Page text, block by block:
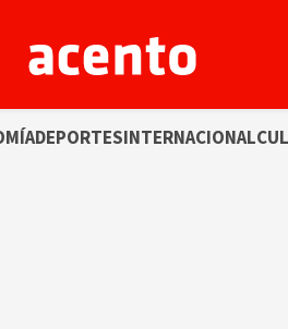
DEPORTESINTERNACIONAL